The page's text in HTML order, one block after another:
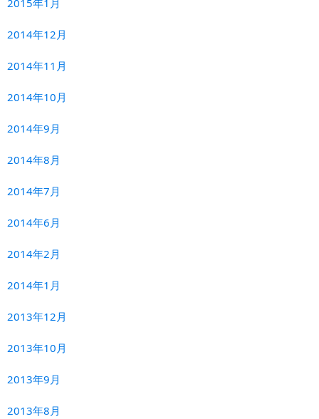
2015年1月
2014年12月
2014年11月
2014年10月
2014年9月
2014年8月
2014年7月
2014年6月
2014年2月
2014年1月
2013年12月
2013年10月
2013年9月
2013年8月